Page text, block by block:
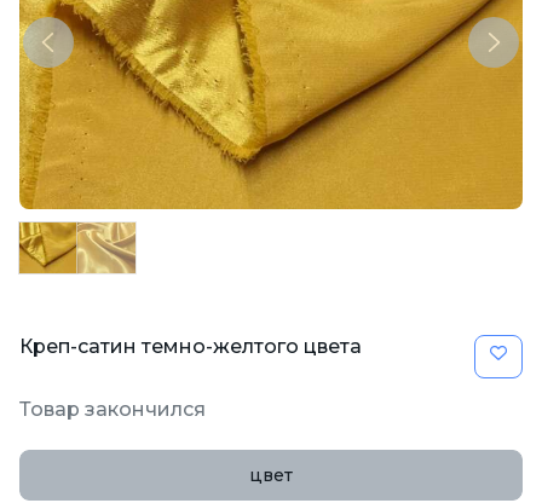
Previous Next
Креп-сатин темно-желтого цвета
Товар закончился
цвет